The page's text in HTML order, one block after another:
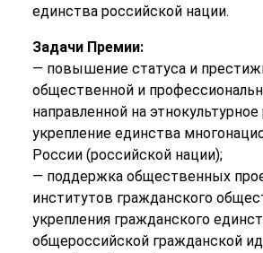
единства российской нации.
Задачи Премии:
— повышение статуса и
общественной и
направленной на
укрепление единства
России (российской нации);
— поддержка общественных
институтов гражданского
укрепления гражданского
общероссийской гражданской